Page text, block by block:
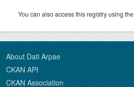
You can also access this registry using the
About Dati Arpae
CKAN API
CKAN Association